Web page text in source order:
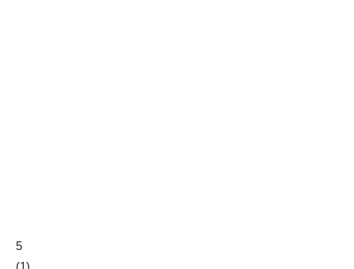
5
(1)